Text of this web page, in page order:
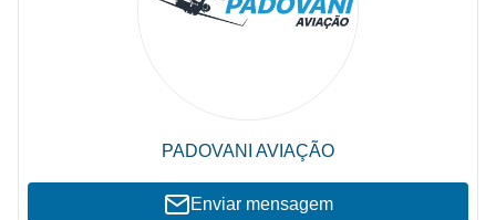
PADOVANI AVIAÇÃO
Enviar mensagem